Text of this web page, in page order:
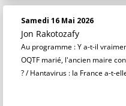
Samedi 16 Mai 2026
Jon Rakotozafy
Au programme : Y a-t-il
OQTF marié, l'ancien maire
? / Hantavirus : la France a-t-